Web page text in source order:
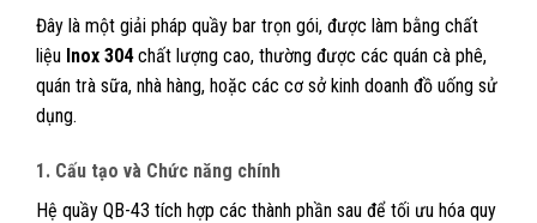
Đây là một giải pháp quầy bar trọn gói, được làm bằng chất
liệu Inox 304chất lượng cao, thường được các quán cà phê,
quán trà sữa, nhà hàng, hoặc các cơ sở kinh doanh đồ uống sử
dụng.
1. Cấu tạo và Chức năng chính
Hệ quầy QB-43 tích hợp các thành phần sau để tối ưu hóa quy